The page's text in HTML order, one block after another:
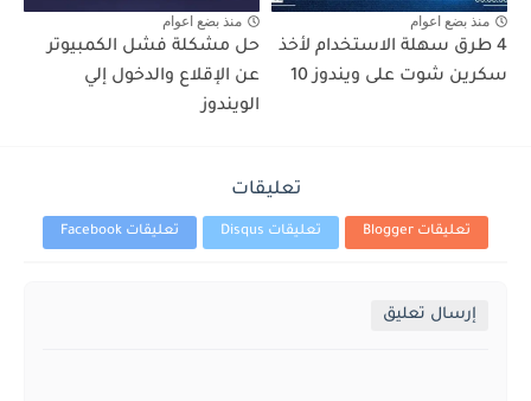
منذ بضع اعوام
4 طرق سهلة الاستخدام لأخذ
سكرين شوت على ويندوز 10
منذ بضع اعوام
حل مشكلة فشل الكمبيوتر
عن الإقلاع والدخول إلي
الويندوز
تعليقات
تعليقات Blogger تعليقات Disqus تعليقات Facebook
إرسال تعليق